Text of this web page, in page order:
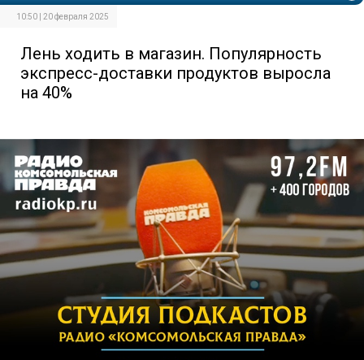
10:50 | 20 февраля 2025
Лень ходить в магазин. Популярность
экспресс-доставки продуктов выросла
на 40%